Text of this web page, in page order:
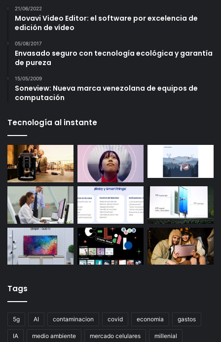
21/06/2022
Movavi Video Editor: el software por excelencia de
edición de vídeo
05/08/2017
Envasado seguro con tecnología ecológica y garantía
de pureza
15/05/2009
Soneview: Nueva marca venezolana de equipos de
computación
Tecnología al instante
Tags
5g AI contaminacion covid economia gastos
IA medio ambiente mercado celulares millenial